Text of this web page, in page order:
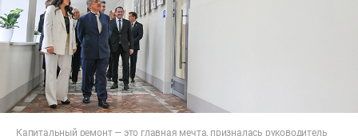
Капитальный ремонт — это главная мечта, призналась руководитель